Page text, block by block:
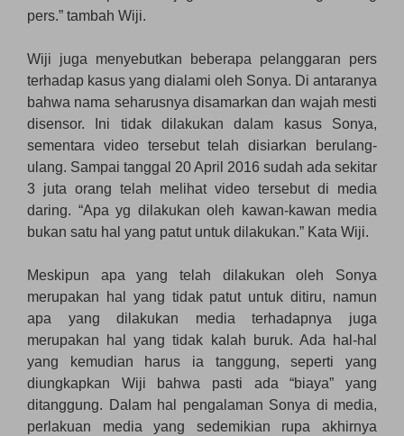
pers.” tambah Wiji.
Wiji juga menyebutkan beberapa pelanggaran pers
terhadap kasus yang dialami oleh Sonya. Di antaranya
bahwa nama seharusnya disamarkan dan wajah mesti
disensor. Ini tidak dilakukan dalam kasus Sonya,
sementara video tersebut telah disiarkan berulang-
ulang. Sampai tanggal 20 April 2016 sudah ada sekitar
3 juta orang telah melihat video tersebut di media
daring. “Apa yg dilakukan oleh kawan-kawan media
bukan satu hal yang patut untuk dilakukan.” Kata Wiji.
Meskipun apa yang telah dilakukan oleh Sonya
merupakan hal yang tidak patut untuk ditiru, namun
apa yang dilakukan media terhadapnya juga
merupakan hal yang tidak kalah buruk. Ada hal-hal
yang kemudian harus ia tanggung, seperti yang
diungkapkan Wiji bahwa pasti ada “biaya” yang
ditanggung. Dalam hal pengalaman Sonya di media,
perlakuan media yang sedemikian rupa akhirnya